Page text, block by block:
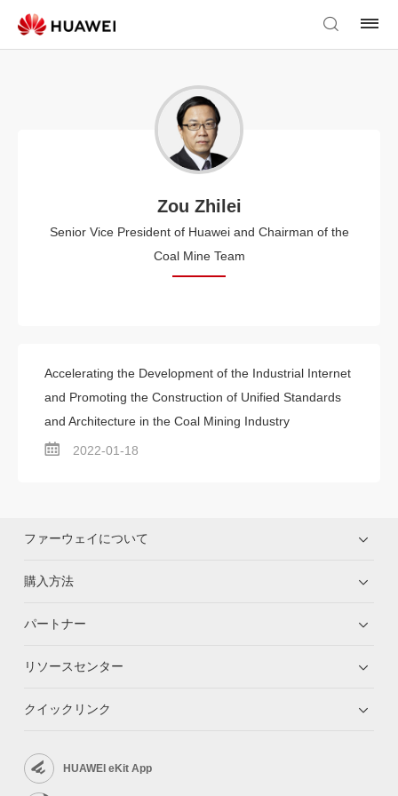
Zou Zhilei
Senior Vice President of Huawei and Chairman of the
Coal Mine Team
Accelerating the Development of the Industrial Internet
and Promoting the Construction of Unified Standards
and Architecture in the Coal Mining Industry
2022-01-18
ファーウェイについて
購入方法
パートナー
リソースセンター
クイックリンク
HUAWEI eKit App